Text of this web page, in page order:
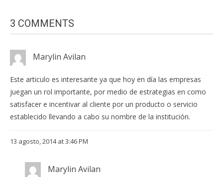
3 COMMENTS
Marylin Avilan
Este articulo es interesante ya que hoy en día las empresas
juegan un rol importante, por medio de estrategias en como
satisfacer e incentivar al cliente por un producto o servicio
establecido llevando a cabo su nombre de la institución.
13 agosto, 2014 at 3:46 PM
Marylin Avilan